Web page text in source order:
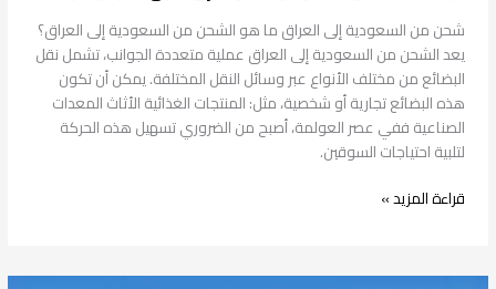
شحن من السعودية إلى العراق ما هو الشحن من السعودية إلى العراق؟
يعد الشحن من السعودية إلى العراق عملية متعددة الجوانب، تشمل نقل
البضائع من مختلف الأنواع عبر وسائل النقل المختلفة. يمكن أن تكون
هذه البضائع تجارية أو شخصية، مثل: المنتجات الغذائية الأثاث المعدات
الصناعية ففي عصر العولمة، أصبح من الضروري تسهيل هذه الحركة
لتلبية احتياجات السوقين.
قراءة المزيد »